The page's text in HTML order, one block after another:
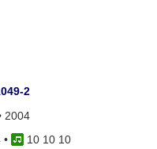
2
2004
•
10 10 10